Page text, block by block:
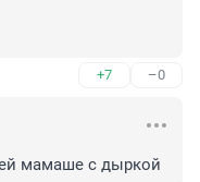
+7 –0
мамаше с дыркой